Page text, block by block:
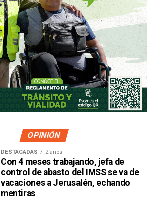
OPINIÓN
DESTACADAS 2 años
Con 4 meses trabajando, jefa de
control de abasto del IMSS se va de
vacaciones a Jerusalén, echando
mentiras